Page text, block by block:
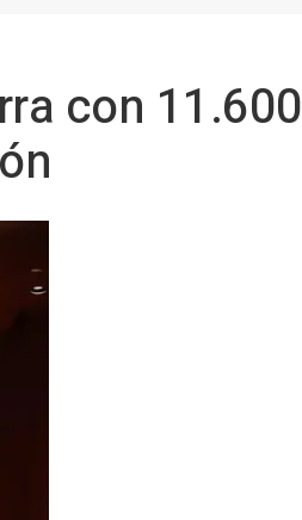
con 11.600